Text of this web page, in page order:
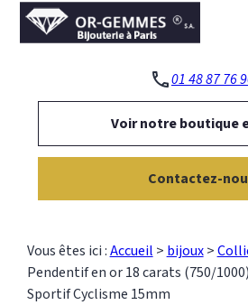
phone01 48 87 76
Voir notre boutique
Contactez-
Vous êtes ici :Accueil > bijoux>
Pendentif en or 18 carats (750/
Sportif Cyclisme 15mm
Panneau de gestion des cookies